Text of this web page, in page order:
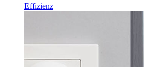
Effizienz